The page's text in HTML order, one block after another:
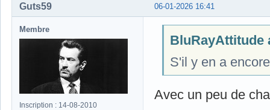
06-01-2026 16:41
Guts59
Membre
Inscription : 14-08-2010
BluRayAttitude
S'il y en a
Avec un peu de